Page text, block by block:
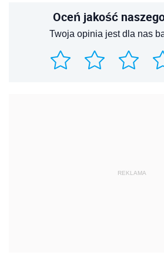
Oceń jakość
Twoja opinia jest dla nas
REKLAMA